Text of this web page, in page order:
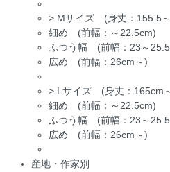
> Mサイズ (身丈：155.5
細め (前幅：～22.5cm)
ふつう幅 (前幅：23～
広め (前幅：26cm～)
> Lサイズ (身丈：165cm
細め (前幅：～22.5cm)
ふつう幅 (前幅：23～
広め (前幅：26cm～)
産地・作家別